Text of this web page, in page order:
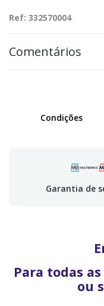
Ref: 332570004
Comentários
Condições
Garantia de
Para todas
ou